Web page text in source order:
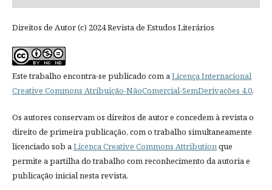
Direitos de Autor (c) 2024 Revista de Estudos Literários
Este trabalho encontra-se publicado com a Licença Internacional
Creative Commons Atribuição-NãoComercial-SemDerivações 4.0.
Os autores conservam os direitos de autor e concedem à revista o
direito de primeira publicação, com o trabalho simultaneamente
licenciado sob a Licença Creative Commons Attribution que
permite a partilha do trabalho com reconhecimento da autoria e
publicação inicial nesta revista.